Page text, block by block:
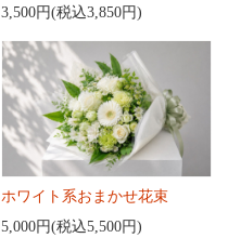
3,500円(税込3,850円)
ホワイト系おまかせ花束
5,000円(税込5,500円)